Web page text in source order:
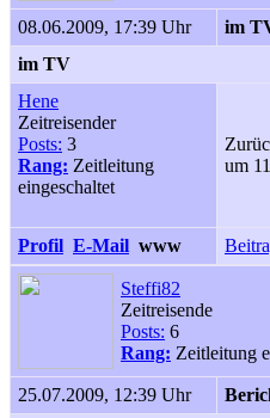
08.06.2009, 17:39 Uhr
im
im TV
Hene
Zeitreisender
Posts: 3
Rang: Zeitleitung
eingeschaltet
um
Profil E-Mail www
Steffi82
Zeitreisende
Posts: 6
Rang: Zeitleitung
25.07.2009, 12:39 Uhr